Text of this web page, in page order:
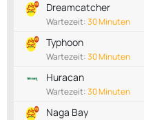
Dreamcatcher
Wartezeit:30 Minuten
Typhoon
Wartezeit:30 Minuten
Huracan
Wartezeit:30 Minuten
Naga Bay